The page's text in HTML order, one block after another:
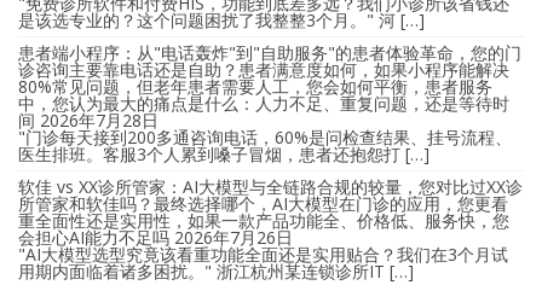
是该选专业的？这个问题困扰了我整整3个月。" 河 […]
患者端小程序：从"电话轰炸"到"自助服务"的患者体验革命，您的门
诊咨询主要靠电话还是自助？患者满意度如何，如果小程序能解决
80%常见问题，但老年患者需要人工，您会如何平衡，患者服务
中，您认为最大的痛点是什么：人力不足、重复问题，还是等待时
间 2026年7月28日
"门诊每天接到200多通咨询电话，60%是问检查结果、挂号流程、
医生排班。客服3个人累到嗓子冒烟，患者还抱怨打 […]
软佳 vs XX诊所管家：AI大模型与全链路合规的较量，您对比过XX诊
所管家和软佳吗？最终选择哪个，AI大模型在门诊的应用，您更看
重全面性还是实用性，如果一款产品功能全、价格低、服务快，您
会担心AI能力不足吗 2026年7月26日
"AI大模型选型究竟该看重功能全面还是实用贴合？我们在3个月试
用期内面临着诸多困扰。" 浙江杭州某连锁诊所IT […]